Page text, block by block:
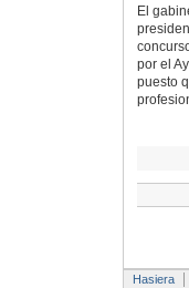
El
por el
puesto
Hasiera